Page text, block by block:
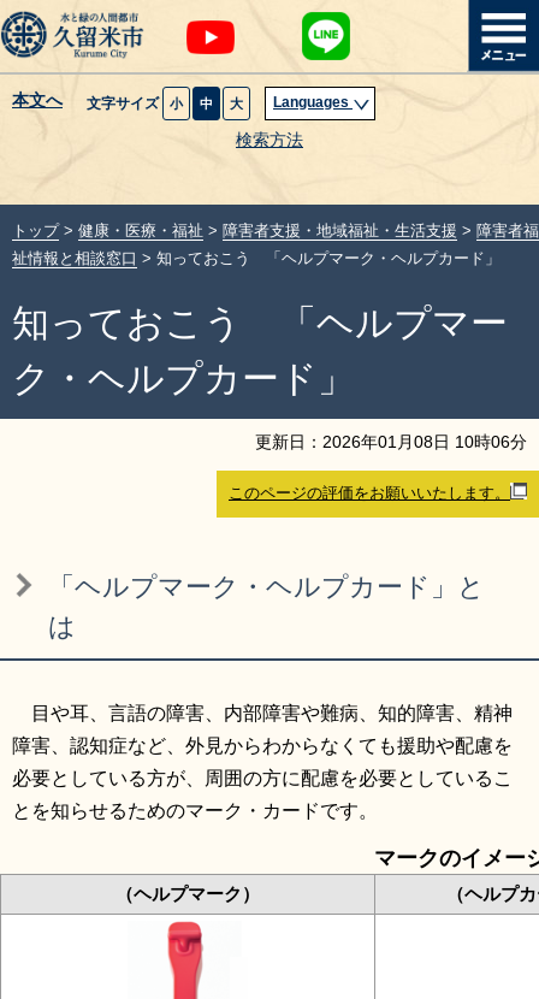
本文へ 文字サイズ 小 中 大 Languages
検索方法
暮らし・届出
健康・医療・福祉
観光魅力・イベント
創業・産業・ビジネス
組織から探す
RSS
閉じる
トップ> 健康・医療・福祉 > 障害者支援・地域福祉・生活支援 > 障害者福
祉情報と相談窓口 > 知っておこう 「ヘルプマーク・ヘルプカード」
知っておこう 「ヘルプマー
ク・ヘルプカード」
更新日： 2026年01 月08日 10時06分
このページの評価をお願いいたします。
「ヘルプマーク・ヘルプカード」と
は
目や耳、言語の障害、内部障害や難病、知的障害、精神
障害、認知症など、外見からわからなくても援助や配慮を
必要としている方が、周囲の方に配慮を必要としているこ
とを知らせるためのマーク・カードです。
マークのイメー
（ヘルプマーク） （ヘルプ